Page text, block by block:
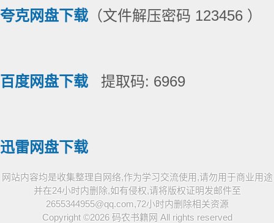
夸克网盘下载 （文件解压密码 123456 ）
百度网盘下载 提取码: 6969
迅雷网盘下载
网站内容均是收集整理自网络,作为学习交流使用,请勿用于商业用途
并在24小时内删除,如有侵权,请将版权证明发邮件至
2655344955@qq.com,72小时内删除相关资源
Copyright ©2026 码农书籍网 All rights reserved